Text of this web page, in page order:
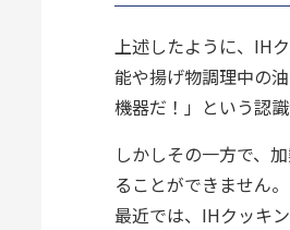
上述したように、IH
能や揚げ物調理中の
機器だ！」という認
しかしその一方で、
ることができません
最近では、IHクッキ